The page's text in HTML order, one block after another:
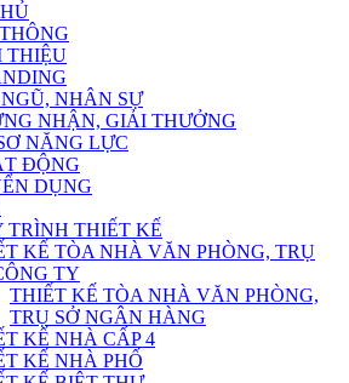
THIỆU
NHÂN SỰ
NHẬN, GIẢI THƯỞNG
NĂNG LỰC
ĐỘNG
DỤNG
TRÌNH THIẾT KẾ
KẾ TÒA NHÀ VĂN PHÒNG, TRỤ
TY
THIẾT KẾ TÒA NHÀ VĂN PHÒNG,
TRỤ SỞ NGÂN HÀNG
KẾ NHÀ CẤP 4
KẾ NHÀ PHỐ